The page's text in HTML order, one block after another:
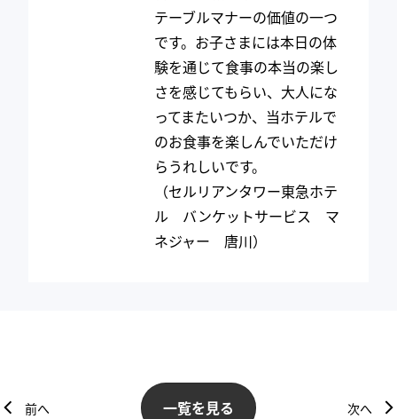
テーブルマナーの価値の一つ
です。お子さまには本日の体
験を通じて食事の本当の楽し
さを感じてもらい、大人にな
ってまたいつか、当ホテルで
のお食事を楽しんでいただけ
らうれしいです。
（セルリアンタワー東急ホテ
ル バンケットサービス マ
ネジャー 唐川）
前へ 一覧を見る 次へ